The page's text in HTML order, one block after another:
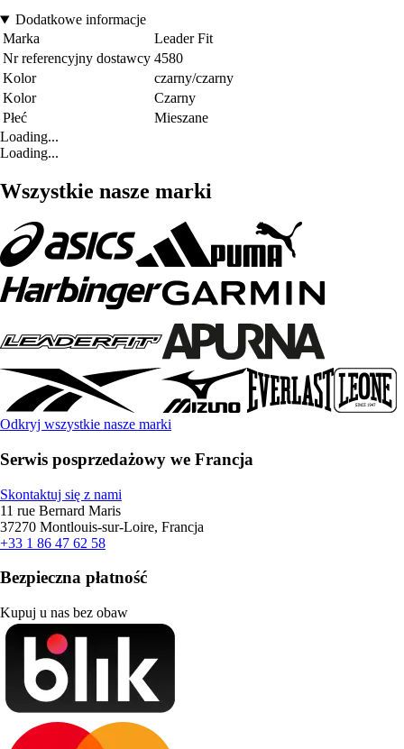
Dodatkowe informacje
Marka
Leader Fit
Nr referencyjny dostawcy 4580
Kolor
czarny/czarny
Kolor
Czarny
Płeć
Mieszane
Loading...
Loading...
Wszystkie nasze marki
Odkryj wszystkie nasze marki
Serwis posprzedażowy we Francja
Skontaktuj się z nami
11 rue Bernard Maris
37270 Montlouis-sur-Loire, Francja
+33 1 86 47 62 58
Bezpieczna płatność
Kupuj u nas bez obaw